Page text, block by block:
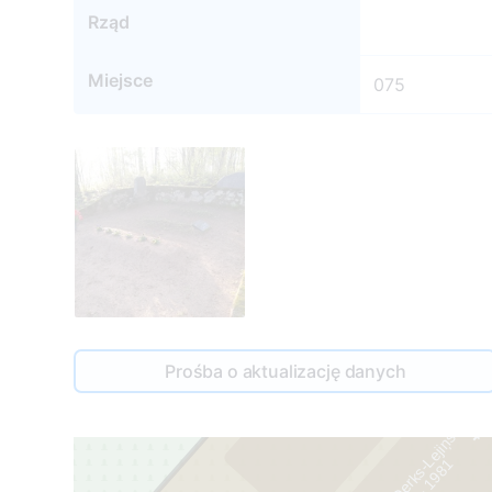
Rząd
Miejsce 075
Prośba o aktualizację danych
4
5